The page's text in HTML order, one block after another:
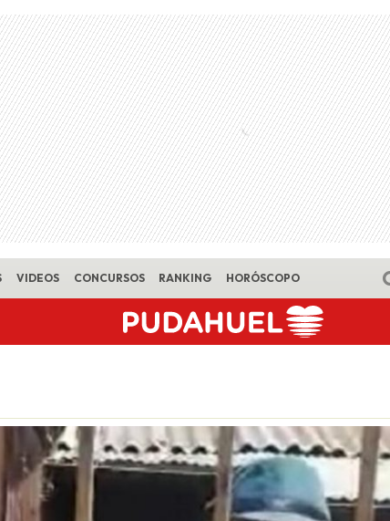
VIDEOS CONCURSOS RANKING HORÓSCOPO